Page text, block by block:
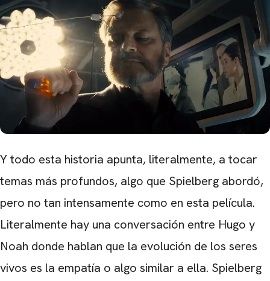
Y todo esta historia apunta, literalmente, a tocar
temas más profundos, algo que Spielberg abordó,
pero no tan intensamente como en esta película.
Literalmente hay una conversación entre Hugo y
Noah donde hablan que la evolución de los seres
vivos es la empatía o algo similar a ella. Spielberg